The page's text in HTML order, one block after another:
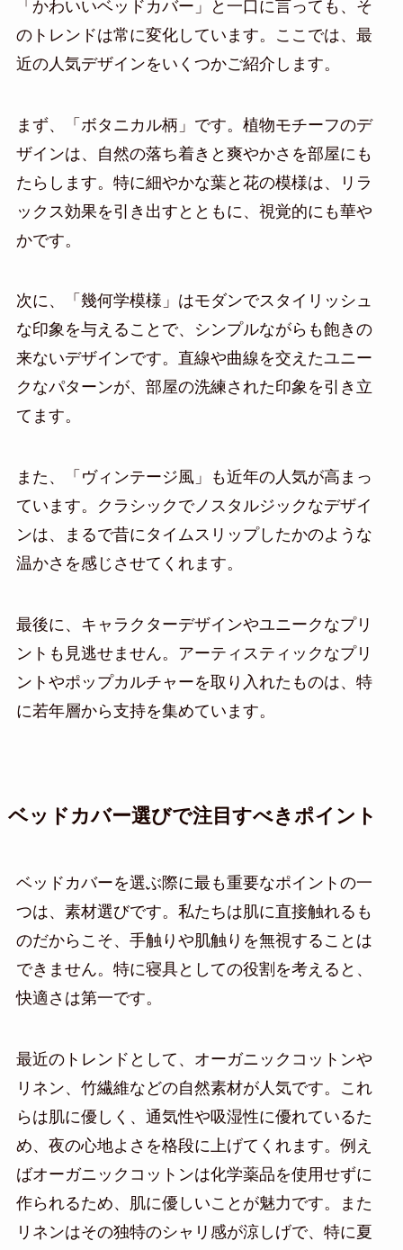
「かわいいベッドカバー」と一口に言っても、そ
のトレンドは常に変化しています。ここでは、最
近の人気デザインをいくつかご紹介します。
まず、「ボタニカル柄」です。植物モチーフのデ
ザインは、自然の落ち着きと爽やかさを部屋にも
たらします。特に細やかな葉と花の模様は、リラ
ックス効果を引き出すとともに、視覚的にも華や
かです。
次に、「幾何学模様」はモダンでスタイリッシュ
な印象を与えることで、シンプルながらも飽きの
来ないデザインです。直線や曲線を交えたユニー
クなパターンが、部屋の洗練された印象を引き立
てます。
また、「ヴィンテージ風」も近年の人気が高まっ
ています。クラシックでノスタルジックなデザイ
ンは、まるで昔にタイムスリップしたかのような
温かさを感じさせてくれます。
最後に、キャラクターデザインやユニークなプリ
ントも見逃せません。アーティスティックなプリ
ントやポップカルチャーを取り入れたものは、特
に若年層から支持を集めています。
ベッドカバー選びで注目すべきポイント
ベッドカバーを選ぶ際に最も重要なポイントの一
つは、素材選びです。私たちは肌に直接触れるも
のだからこそ、手触りや肌触りを無視することは
できません。特に寝具としての役割を考えると、
快適さは第一です。
最近のトレンドとして、オーガニックコットンや
リネン、竹繊維などの自然素材が人気です。これ
らは肌に優しく、通気性や吸湿性に優れているた
め、夜の心地よさを格段に上げてくれます。例え
ばオーガニックコットンは化学薬品を使用せずに
作られるため、肌に優しいことが魅力です。また
リネンはその独特のシャリ感が涼しげで、特に夏